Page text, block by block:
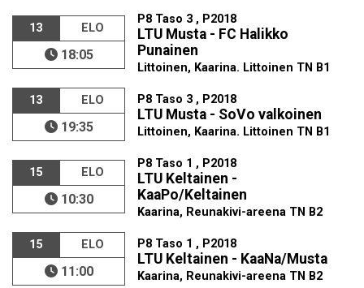
13 ELO
18:05
P8 Taso 3 , P2018
LTU Musta - FC Halikko
Punainen
Littoinen, Kaarina. Littoinen TN B1
13 ELO
19:35
P8 Taso 3 , P2018
LTU Musta - SoVo valkoinen
Littoinen, Kaarina. Littoinen TN B1
15 ELO
10:30
P8 Taso 1 , P2018
LTU Keltainen -
KaaPo/Keltainen
Kaarina, Reunakivi-areena TN B2
15 ELO
11:00
P8 Taso 1 , P2018
LTU Keltainen - KaaNa/Musta
Kaarina, Reunakivi-areena TN B2